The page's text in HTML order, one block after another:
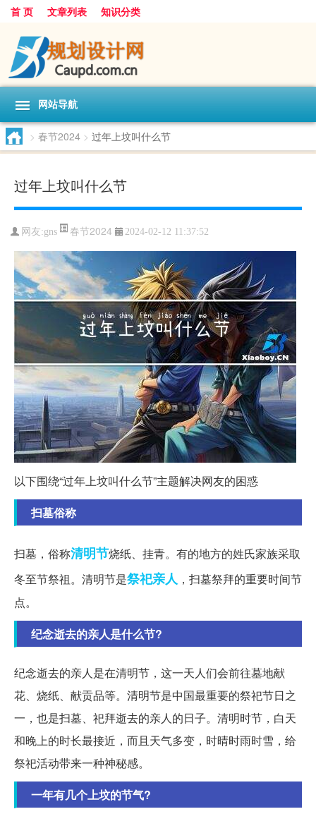
首 页 文章列表 知识分类
网站导航
> 春节2024 > 过年上坟叫什么节
过年上坟叫什么节
网友:gns 春节2024 2024-02-12 11:37:52
以下围绕“过年上坟叫什么节”主题解决网友的困惑
扫墓俗称
扫墓，俗称清明节烧纸、挂青。有的地方的姓氏家族采取
冬至节祭祖。清明节是祭祀亲人 ，扫墓祭拜的重要时间节
点。
纪念逝去的亲人是什么节?
纪念逝去的亲人是在清明节，这一天人们会前往墓地献
花、烧纸、献贡品等。清明节是中国最重要的祭祀节日之
一，也是扫墓、祀拜逝去的亲人的日子。清明时节，白天
和晚上的时长最接近，而且天气多变，时晴时雨时雪，给
祭祀活动带来一种神秘感。
一年有几个上坟的节气?